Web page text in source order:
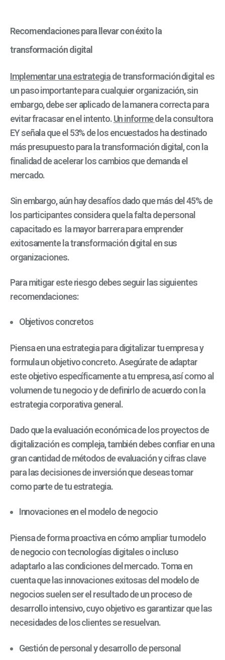
Recomendaciones para llevar con éxito la
transformación digital
Implementar una estrategiade transformación digital es
un paso importante para cualquier organización,sin
embargo,debe ser aplicado de la manera correcta para
evitar fracasar en el intento.Un informede la consultora
EY señalaque el 53% de los encuestados ha destinado
más presupuesto para la transformación digital, con la
finalidad de acelerar los cambios que demanda el
mercado.
Sin embargo, aún hay desafíos dado que más del 45% de
los participantes considera que la falta de personal
capacitado es la mayor barrera para emprender
exitosamente la transformación digital en sus
organizaciones.
Para mitigar este riesgo debes seguir las siguientes
recomendaciones:
Objetivos concretos
Piensa en una estrategia para digitalizar tu empresa y
formula un objetivo concreto. Asegúrate de adaptar
este objetivo específicamente a tuempresa,así como al
volumen de tu negocioy de definirlo de acuerdo con la
estrategia corporativa general.
Dado que la evaluación económica de los proyectos de
digitalización es compleja, también debes confiar en una
gran cantidad de métodos de evaluación y cifras clave
para las decisiones de inversión que deseas tomar
como parte de tu estrategia.
Innovaciones en el modelo de negocio
Piensa de forma proactiva en cómo ampliar tu modelo
de negocio con tecnologías digitales o incluso
adaptarlo a las condiciones del mercado. Toma en
cuenta que las innovaciones exitosas del modelo de
negocios suelen ser el resultado de un proceso de
desarrollo intensivo, cuyo objetivo es garantizar que las
necesidades de los clientes se resuelvan.
Gestión de personal y desarrollo de personal